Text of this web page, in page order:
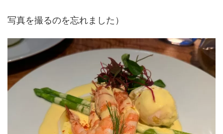
写真を撮るのを忘れました）